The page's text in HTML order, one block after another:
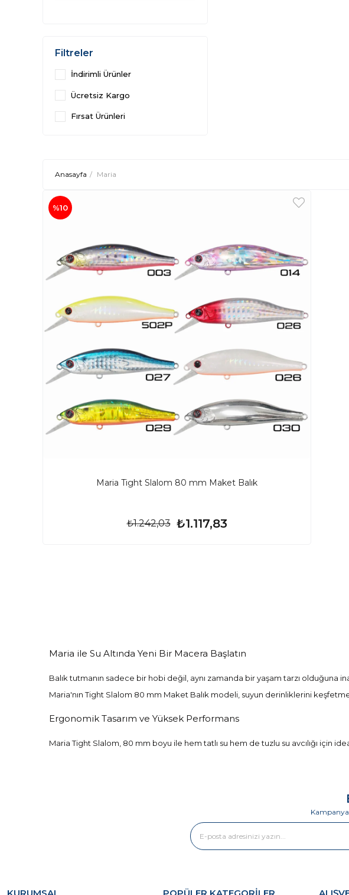
Filtreler
İndirimli Ürünler
Ücretsiz Kargo
Fırsat Ürünleri
Anasayfa Maria
Maria Tight Slalom 80 mm Maket Balık
₺1.117,83
₺1.242,03
%10
Maria ile Su Altında Yeni Bir Macera Başlatın
Balık tutmanın sadece bir hobi değil, aynı zamanda bir yaşam tarzı olduğuna
Maria'nın Tight Slalom 80 mm Maket Balık modeli, suyun derinliklerini
Ergonomik Tasarım ve Yüksek Performans
Maria Tight Slalom, 80 mm boyu ile hem tatlı su hem de tuzlu su avcılığı için
Maria, ürünlerini en dayanıklı malzemelerle
Farklı su koşullarına ve balık türlerine
KURUMSAL POPÜLER KATEGORİLER